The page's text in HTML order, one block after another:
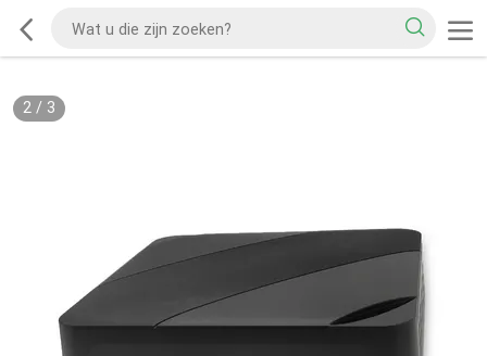
2/ 3